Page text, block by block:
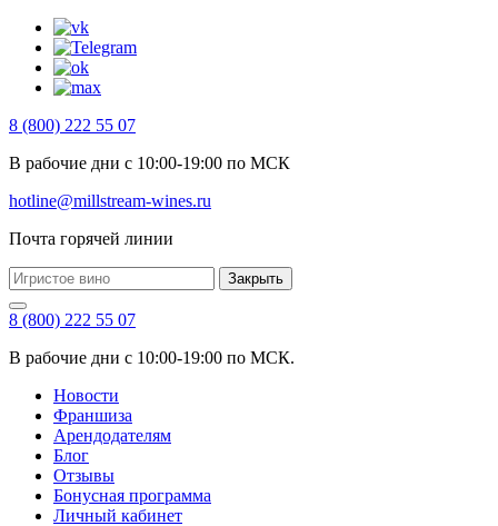
8 (800) 222 55 07
В рабочие дни с 10:00-19:00 по МСК
hotline@millstream-wines.ru
Почта горячей линии
Закрыть
8 (800) 222 55 07
В рабочие дни с 10:00-19:00 по МСК.
Новости
Франшиза
Арендодателям
Блог
Отзывы
Бонусная программа
Личный кабинет